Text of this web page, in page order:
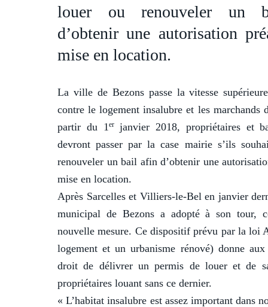
louer ou renouveler un
d’obtenir une autorisation
mise en location.
La ville de Bezons passe la vitesse
contre le logement insalubre et les marchands
partir du 1 erjanvier 2018, propriétaires et
devront passer par la case mairie s’ils
renouveler un bail afin d’obtenir une
mise en location.
Après Sarcelles et Villiers-le-Bel en janvier
municipal de Bezons a adopté à son tour,
nouvelle mesure. Ce dispositif prévu par la loi
logement et un urbanisme rénové) donne
droit de délivrer un permis de louer et de
propriétaires louant sans ce dernier.
« L’habitat insalubre est assez important dans